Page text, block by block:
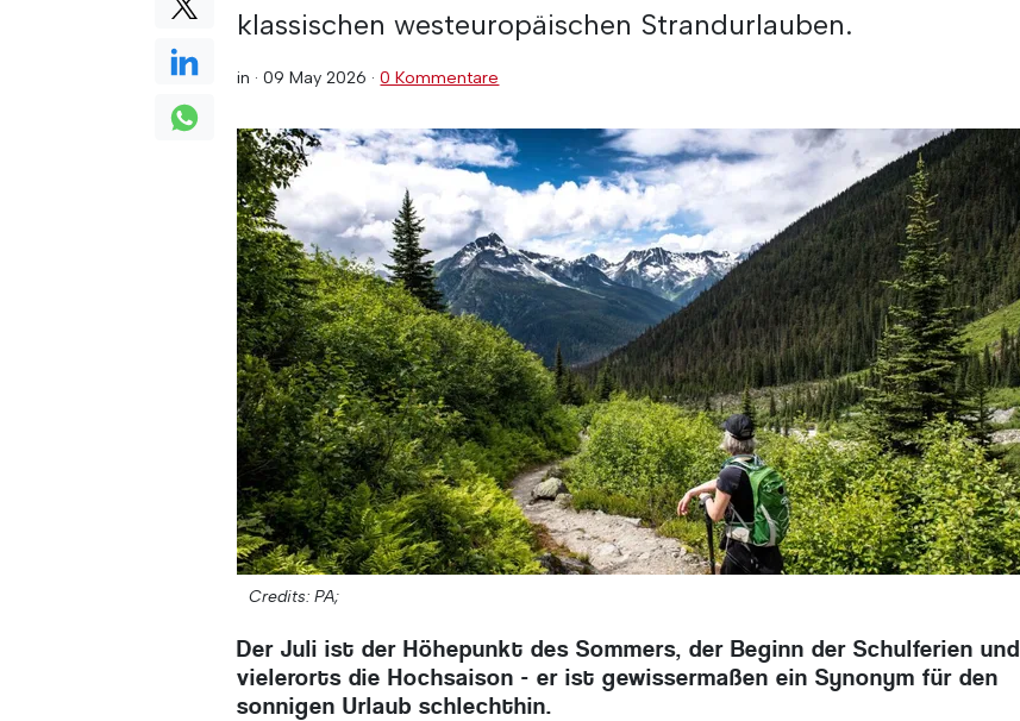
klassischen westeuropäischen Strandurlauben.
in ·09 May 2026 ·0 Kommentare
Credits: PA;
Der Juli ist der Höhepunkt des Sommers, der Beginn der Schulferien und
vielerorts die Hochsaison - er ist gewissermaßen ein Synonym für den
sonnigen Urlaub schlechthin.